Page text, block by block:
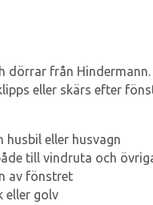
från
eller skärs efter
eller husvagn
till vindruta och
av fönstret
eller golv